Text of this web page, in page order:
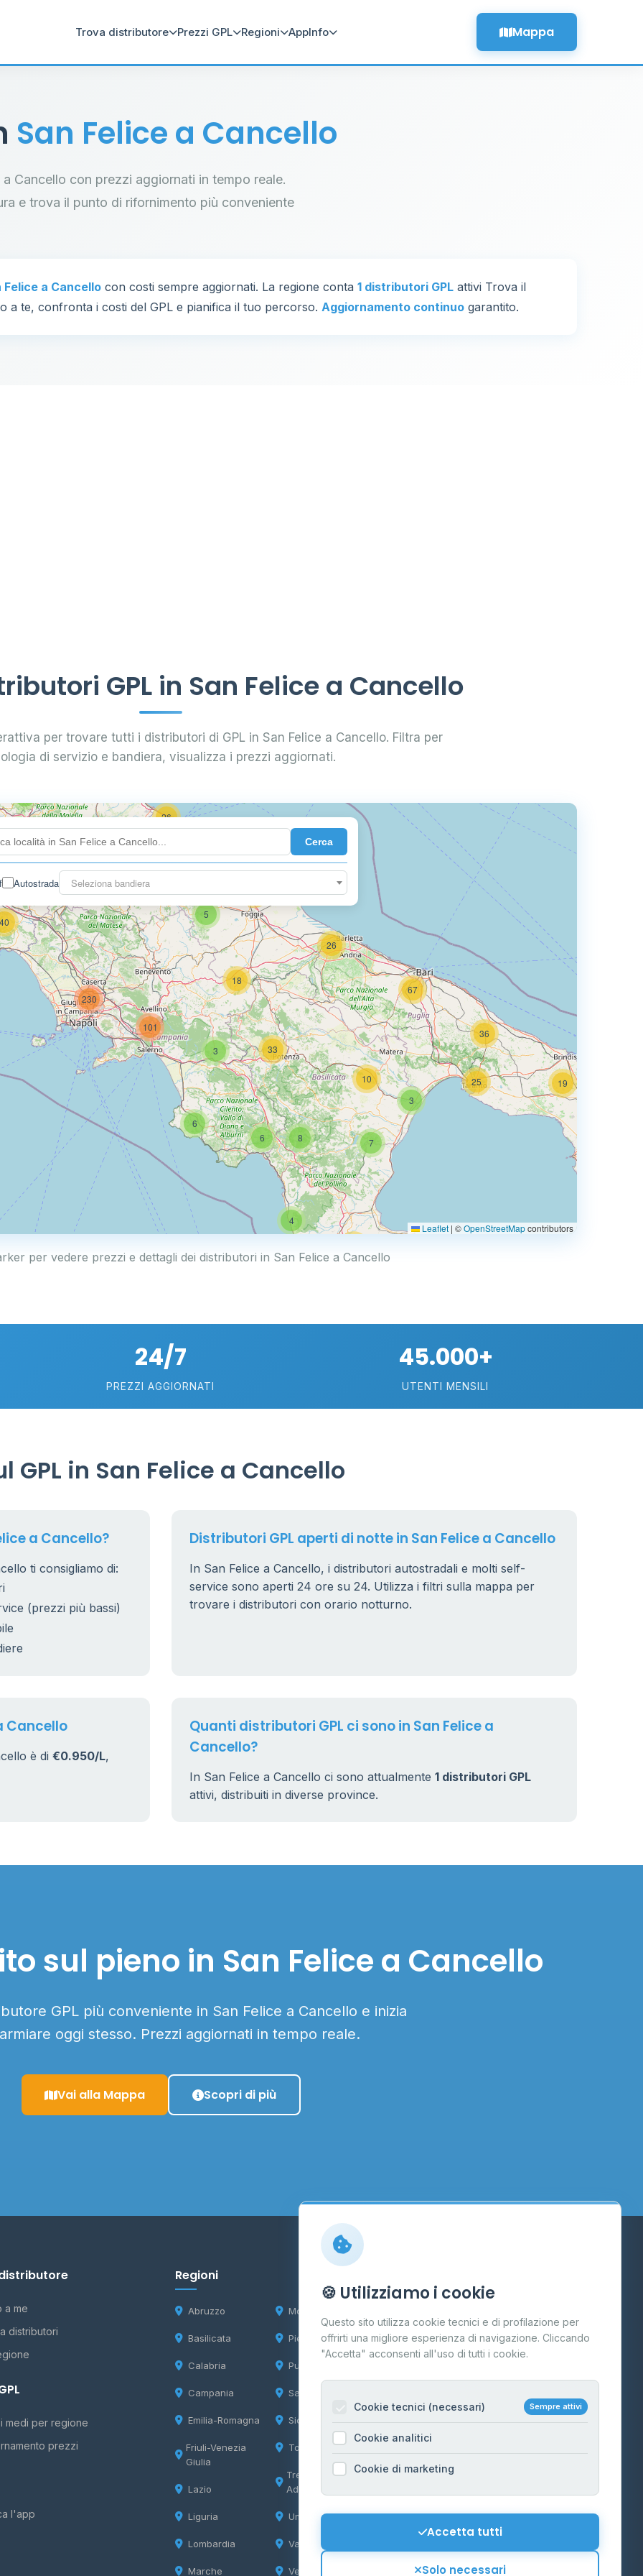
Trova distributore Prezzi GPL Regioni AppInfo Mappa
San Felice a Cancello
Cancello con prezzi aggiornati in tempo reale.
e trova il punto di rifornimento più conveniente
Felice a Cancello con costi sempre aggiornati. La regione conta 1 distributori GPL attivi Trova il
a te, confronta i costi del GPL e pianifica il tuo percorso. Aggiornamento continuo garantito.
GPL in San Felice a Cancello
per trovare tutti i distributori di GPL in San Felice a Cancello. Filtra per
di servizio e bandiera, visualizza i prezzi aggiornati.
Cerca
Autostrada Seleziona bandiera
20
6 53
24
5
14
26
16
64
40
101
230
6
6
10
7
8
4
3
10
3 33
18
25 19
36
26
26
67
€
Leaflet | ©OpenStreetMapcontributors
per vedere prezzi e dettagli dei distributori in San Felice a Cancello
24/7
PREZZI AGGIORNATI
45.000+
UTENTI MENSILI
in San Felice a Cancello
a Cancello?
ti consigliamo di:
(prezzi più bassi)
Distributori GPL aperti di notte in San Felice a Cancello
In San Felice a Cancello, i distributori autostradali e molti self-
service sono aperti 24 ore su 24. Utilizza i filtri sulla mappa per
trovare i distributori con orario notturno.
Cancello
è di €0.950/L,
Quanti distributori GPL ci sono in San Felice a
Cancello?
In San Felice a Cancello ci sono attualmente 1 distributori GPL
attivi, distribuiti in diverse province.
sul pieno in San Felice a Cancello
GPL più conveniente in San Felice a Cancello e inizia
oggi stesso. Prezzi aggiornati in tempo reale.
Vai alla Mappa Scopri di più
a me
distributori
medi per regione
prezzi
l'app
Regioni
Abruzzo
Basilicata
Calabria
Campania
Emilia-Romagna
Friuli-Venezia
Giulia
Lazio
Liguria
Lombardia
Marche
Molise
Piemonte
Puglia
Sardegna
Sicilia
Toscana
Trentino-Alto
Adige
Umbria
Valle d'Aosta
Veneto
Contatti
Per gestori
Informazioni legali
Privacy Policy
Cookie Policy
Mappa del sito
Contattaci
🍪 Utilizziamo i cookie
Questo sito utilizza cookie tecnici e di profilazione per
offrirti una migliore esperienza di navigazione. Cliccando
"Accetta" acconsenti all'uso di tutti i cookie.
Cookie tecnici (necessari) Sempre attivi
Cookie analitici
Cookie di marketing
Accetta tutti
Solo necessari